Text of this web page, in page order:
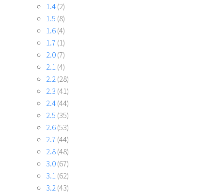
1.4(2)
1.5 (8)
1.6(4)
1.7 (1)
2.0(7)
2.1 (4)
2.2 (28)
2.3 (41)
2.4(44)
2.5 (35)
2.6(53)
2.7 (44)
2.8(48)
3.0(67)
3.1 (62)
3.2 (43)